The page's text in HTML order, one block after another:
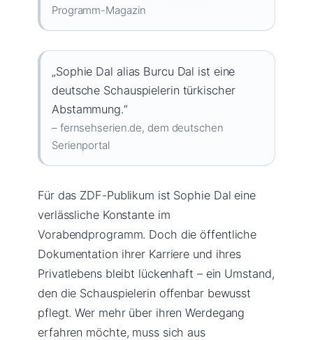
Programm-Magazin
„Sophie Dal alias Burcu Dal ist eine
deutsche Schauspielerin türkischer
Abstammung.“
– fernsehserien.de, dem deutschen
Serienportal
Für das ZDF-Publikum ist Sophie Dal eine
verlässliche Konstante im
Vorabendprogramm. Doch die öffentliche
Dokumentation ihrer Karriere und ihres
Privatlebens bleibt lückenhaft – ein Umstand,
den die Schauspielerin offenbar bewusst
pflegt. Wer mehr über ihren Werdegang
erfahren möchte, muss sich aus